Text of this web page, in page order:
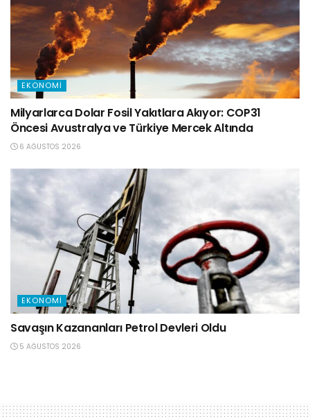
EKONOMI
Milyarlarca Dolar Fosil Yakıtlara Akıyor: COP31
Öncesi Avustralya ve Türkiye Mercek Altında
6 AĞUSTOS 2026
EKONOMI
Savaşın Kazananları Petrol Devleri Oldu
5 AĞUSTOS 2026